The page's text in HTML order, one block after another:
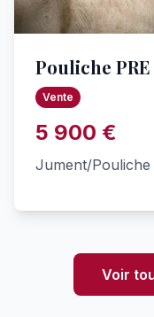
Pouliche
Vente
5 900 €
Jument/Pouliche
Voir